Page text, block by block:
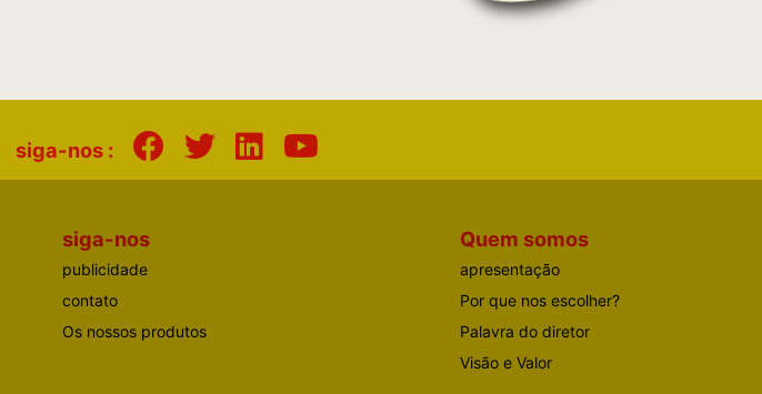
siga-nos :
siga-nos
publicidade
contato
Os nossos produtos
Quem somos
apresentação
Por que nos escolher?
Palavra do diretor
Visão e Valor